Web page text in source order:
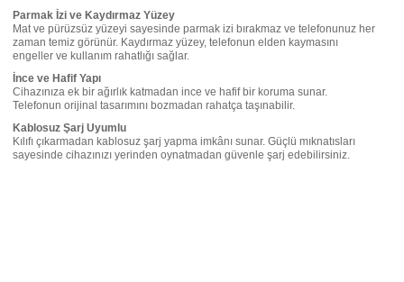
Parmak İzi ve Kaydırmaz Yüzey
Mat ve pürüzsüz yüzeyi sayesinde parmak izi bırakmaz ve telefonunuz her
zaman temiz görünür. Kaydırmaz yüzey, telefonun elden kaymasını
engeller ve kullanım rahatlığı sağlar.
İnce ve Hafif Yapı
Cihazınıza ek bir ağırlık katmadan ince ve hafif bir koruma sunar.
Telefonun orijinal tasarımını bozmadan rahatça taşınabilir.
Kablosuz Şarj Uyumlu
Kılıfı çıkarmadan kablosuz şarj yapma imkânı sunar. Güçlü mıknatısları
sayesinde cihazınızı yerinden oynatmadan güvenle şarj edebilirsiniz.